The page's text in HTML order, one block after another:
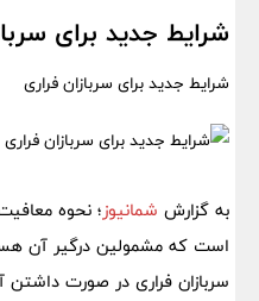
شرایط جدید برای
شرایط جدید برای سربازان فراری
به گزارش شمانیوز؛ نحوه
است که مشمولین درگیر آن
سربازان فراری در صورت داشتن